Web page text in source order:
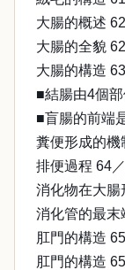
大腸的概述 62
大腸的全貌 62
大腸的構造 63
■結腸由4個
■盲腸的前端
糞便形成的機
排便過程 64
消化物在大腸
消化管的最
肛門的構造 65
肛門的構造